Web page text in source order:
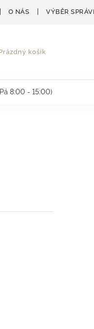
O NÁS VÝBĚR
košík
košík
8:00 - 15:00)